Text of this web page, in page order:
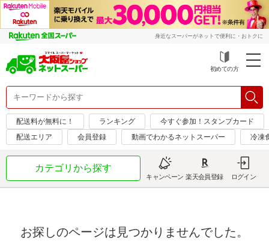
身近なスーパーがネットで便利に・おトクに
初めての方
配送料が無料に！ ランキング
今すぐ参加！スタンプカード
配送エリア
会員登録 動画でわかるネットスーパー 冷凍
カテゴリから探す
キャンペーン 楽天会員登録 ログイン
お探しのページは見つかりませんでした。